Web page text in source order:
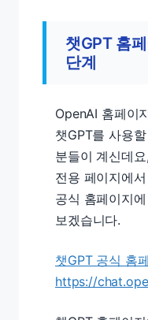
챗GPT 홈
단계
OpenAI 홈페이
챗GPT를 사용
분들이 계신데
전용 페이지에
공식 홈페이지
보겠습니다.
챗GPT 공식 홈
https://